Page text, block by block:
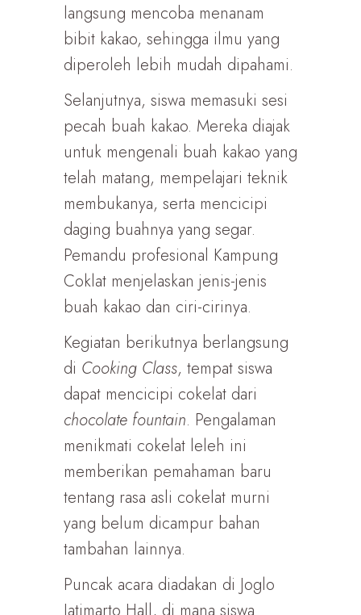
langsung mencoba menanam
bibit kakao, sehingga ilmu yang
diperoleh lebih mudah dipahami.
Selanjutnya, siswa memasuki sesi
pecah buah kakao. Mereka diajak
untuk mengenali buah kakao yang
telah matang, mempelajari teknik
membukanya, serta mencicipi
daging buahnya yang segar.
Pemandu profesional Kampung
Coklat menjelaskan jenis-jenis
buah kakao dan ciri-cirinya.
Kegiatan berikutnya berlangsung
di Cooking Class, tempat siswa
dapat mencicipi cokelat dari
chocolate fountain. Pengalaman
menikmati cokelat leleh ini
memberikan pemahaman baru
tentang rasa asli cokelat murni
yang belum dicampur bahan
tambahan lainnya.
Puncak acara diadakan di Joglo